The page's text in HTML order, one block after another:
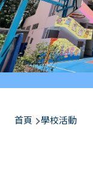
導
首頁 學校活動